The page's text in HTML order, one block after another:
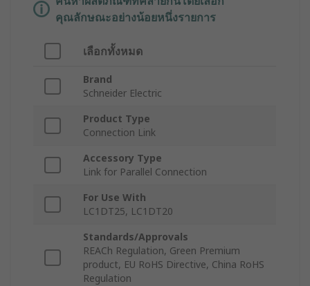
คุณลักษณะอย่างน้อยหนึ่งรายการ
เลือกทั้งหมด
Brand
Schneider Electric
Product Type
Connection Link
Accessory Type
Link for Parallel Connection
For Use With
LC1DT25, LC1DT20
Standards/Approvals
REACh Regulation, Green Premium
product, EU RoHS Directive, China RoHS
Regulation